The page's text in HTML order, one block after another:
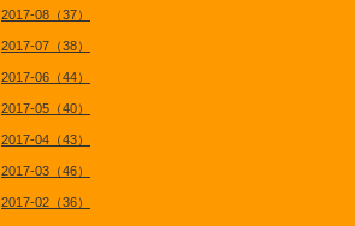
2017-08（37）
2017-07（38）
2017-06（44）
2017-05（40）
2017-04（43）
2017-03（46）
2017-02（36）